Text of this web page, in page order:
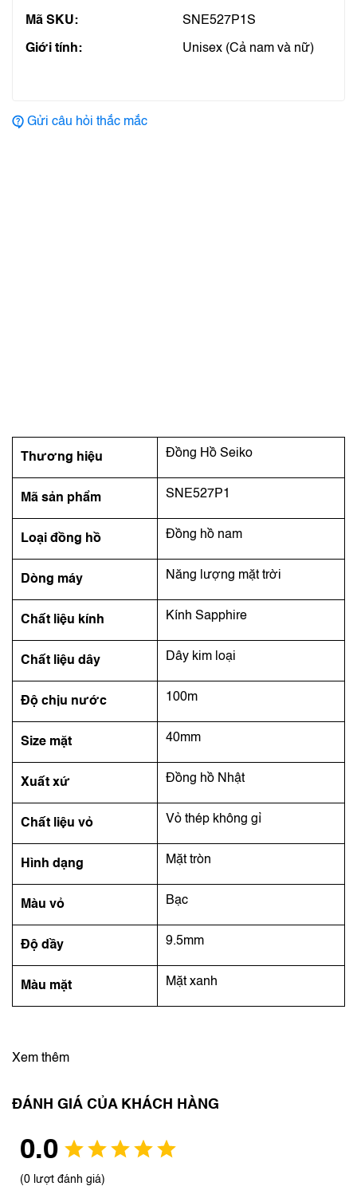
Mã SKU: SNE527P1S
Giới tính: Unisex (Cả nam và nữ)
Gửi câu hỏi thắc mắc
Thương hiệu Đồng Hồ Seiko
Mã sản phẩm SNE527P1
Loại đồng hồ Đồng hồ nam
Dòng máy Năng lượng mặt trời
Chất liệu kính Kính Sapphire
Chất liệu dây Dây kim loại
Độ chịu nước 100m
Size mặt 40mm
Xuất xứ Đồng hồ Nhật
Chất liệu vỏ Vỏ thép không gỉ
Hình dạng Mặt tròn
Màu vỏ Bạc
Độ dầy 9.5mm
Màu mặt Mặt xanh
Xem thêm
ĐÁNH GIÁ CỦA KHÁCH HÀNG
0.0
(0 lượt đánh giá)